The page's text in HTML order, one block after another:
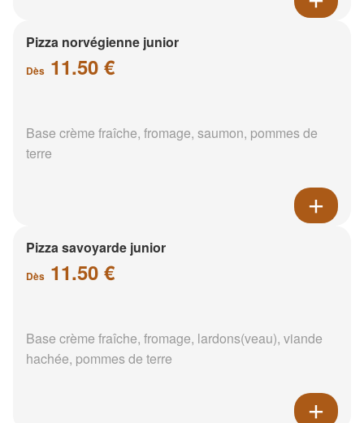
Pizza norvégienne junior
Dès 11.50 €
Base crème fraîche, fromage, saumon, pommes de
terre
Pizza savoyarde junior
Dès 11.50 €
Base crème fraîche, fromage, lardons(veau), viande
hachée, pommes de terre